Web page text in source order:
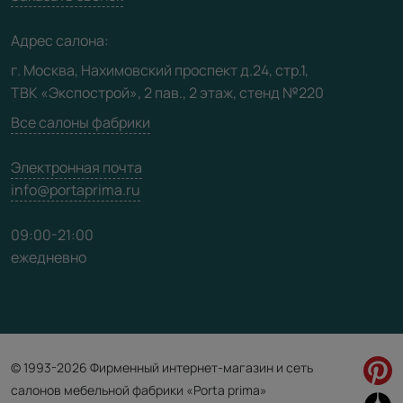
Видео
Карта сайта
Адрес салона:
г. Москва, Нахимовский проспект д.24, стр.1,
ТВК «Экспострой», 2 пав., 2 этаж, стенд №220
Все салоны фабрики
Электронная почта
info@portaprima.ru
09:00-21:00
ежедневно
© 1993-2026 Фирменный интернет-магазин и сеть
салонов мебельной фабрики «Porta prima»